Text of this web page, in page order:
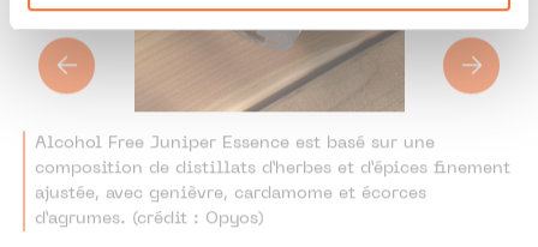
Charte d’usage des cookieset notrePolitique de
protection des données personnelles.
Alcohol Free Juniper Essence est basé sur une
composition de distillats d’herbes et d’épices finement
ajustée, avec genièvre, cardamome et écorces
d’agrumes. (crédit : Opyos)